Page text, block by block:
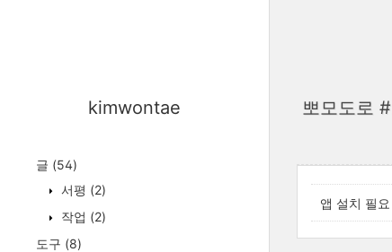
kimwontae
글 (54)
서평 (2)
작업 (2)
도구 (8)
뽀모도로
앱 설치 필